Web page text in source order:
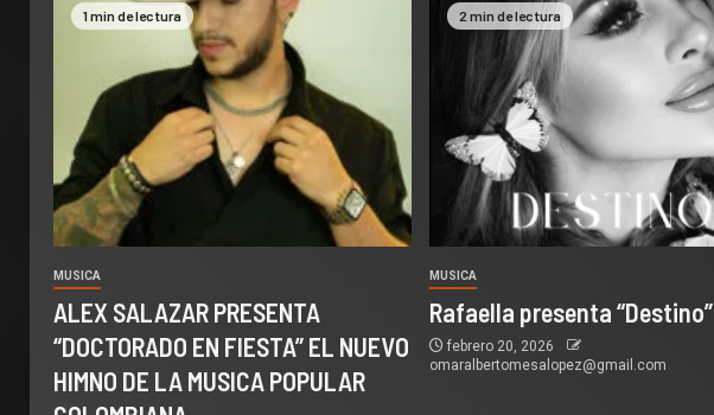
1 min de lectura
MUSICA
ALEX SALAZAR PRESENTA
“DOCTORADO EN FIESTA” EL NUEVO
HIMNO DE LA MUSICA POPULAR
2 min de lectura
MUSICA
Rafaella presenta “Destino”
febrero 20, 2026
omaralbertomesalopez@gmail.com